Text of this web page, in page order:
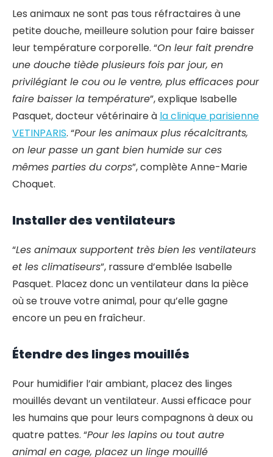
Les animaux ne sont pas tous réfractaires à une
petite douche, meilleure solution pour faire baisser
leur température corporelle. “On leur fait prendre
une douche tiède plusieurs fois par jour, en
privilégiant le cou ou le ventre, plus efficaces pour
faire baisser la température”, explique Isabelle
Pasquet, docteur vétérinaire à la clinique parisienne
VETINPARIS. “Pour les animaux plus récalcitrants,
on leur passe un gant bien humide sur ces
mêmes parties du corps”, complète Anne-Marie
Choquet.
Installer des ventilateurs
“Les animaux supportent très bien les ventilateurs
et les climatiseurs”, rassure d’emblée Isabelle
Pasquet. Placez donc un ventilateur dans la pièce
où se trouve votre animal, pour qu’elle gagne
encore un peu en fraîcheur.
Étendre des linges mouillés
Pour humidifier l’air ambiant, placez des linges
mouillés devant un ventilateur. Aussi efficace pour
les humains que pour leurs compagnons à deux ou
quatre pattes. “Pour les lapins ou tout autre
animal en cage, placez un linge mouillé